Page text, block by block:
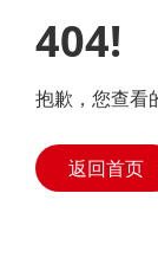
404!
抱歉，您查看
返回首页